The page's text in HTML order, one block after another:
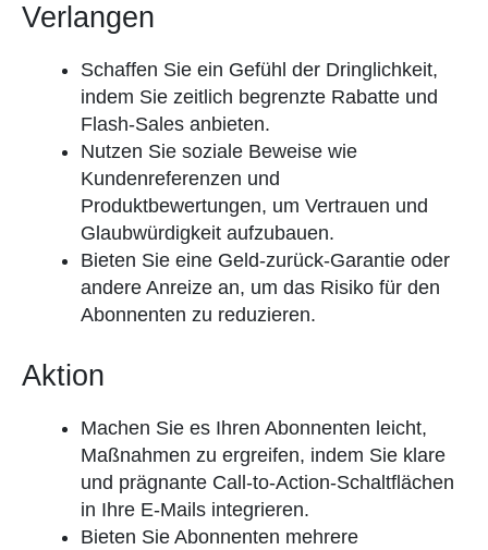
Verlangen
Schaffen Sie ein Gefühl der Dringlichkeit,
indem Sie zeitlich begrenzte Rabatte und
Flash-Sales anbieten.
Nutzen Sie soziale Beweise wie
Kundenreferenzen und
Produktbewertungen, um Vertrauen und
Glaubwürdigkeit aufzubauen.
Bieten Sie eine Geld-zurück-Garantie oder
andere Anreize an, um das Risiko für den
Abonnenten zu reduzieren.
Aktion
Machen Sie es Ihren Abonnenten leicht,
Maßnahmen zu ergreifen, indem Sie klare
und prägnante Call-to-Action-Schaltflächen
in Ihre E-Mails integrieren.
Bieten Sie Abonnenten mehrere